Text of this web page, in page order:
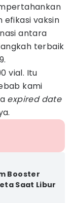
efikasi vaksin
antara
terbaik
vial. Itu
kami
expired date
Booster
Saat Libur